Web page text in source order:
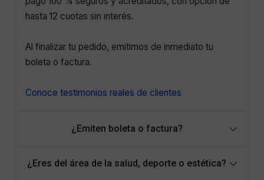
hasta 12 cuotas sin interés.
Al finalizar tu pedido, emitimos de inmediato tu
boleta o factura.
Conoce testimonios reales de clientes
¿Emiten boleta o factura?
¿Eres del área de la salud, deporte o estética?